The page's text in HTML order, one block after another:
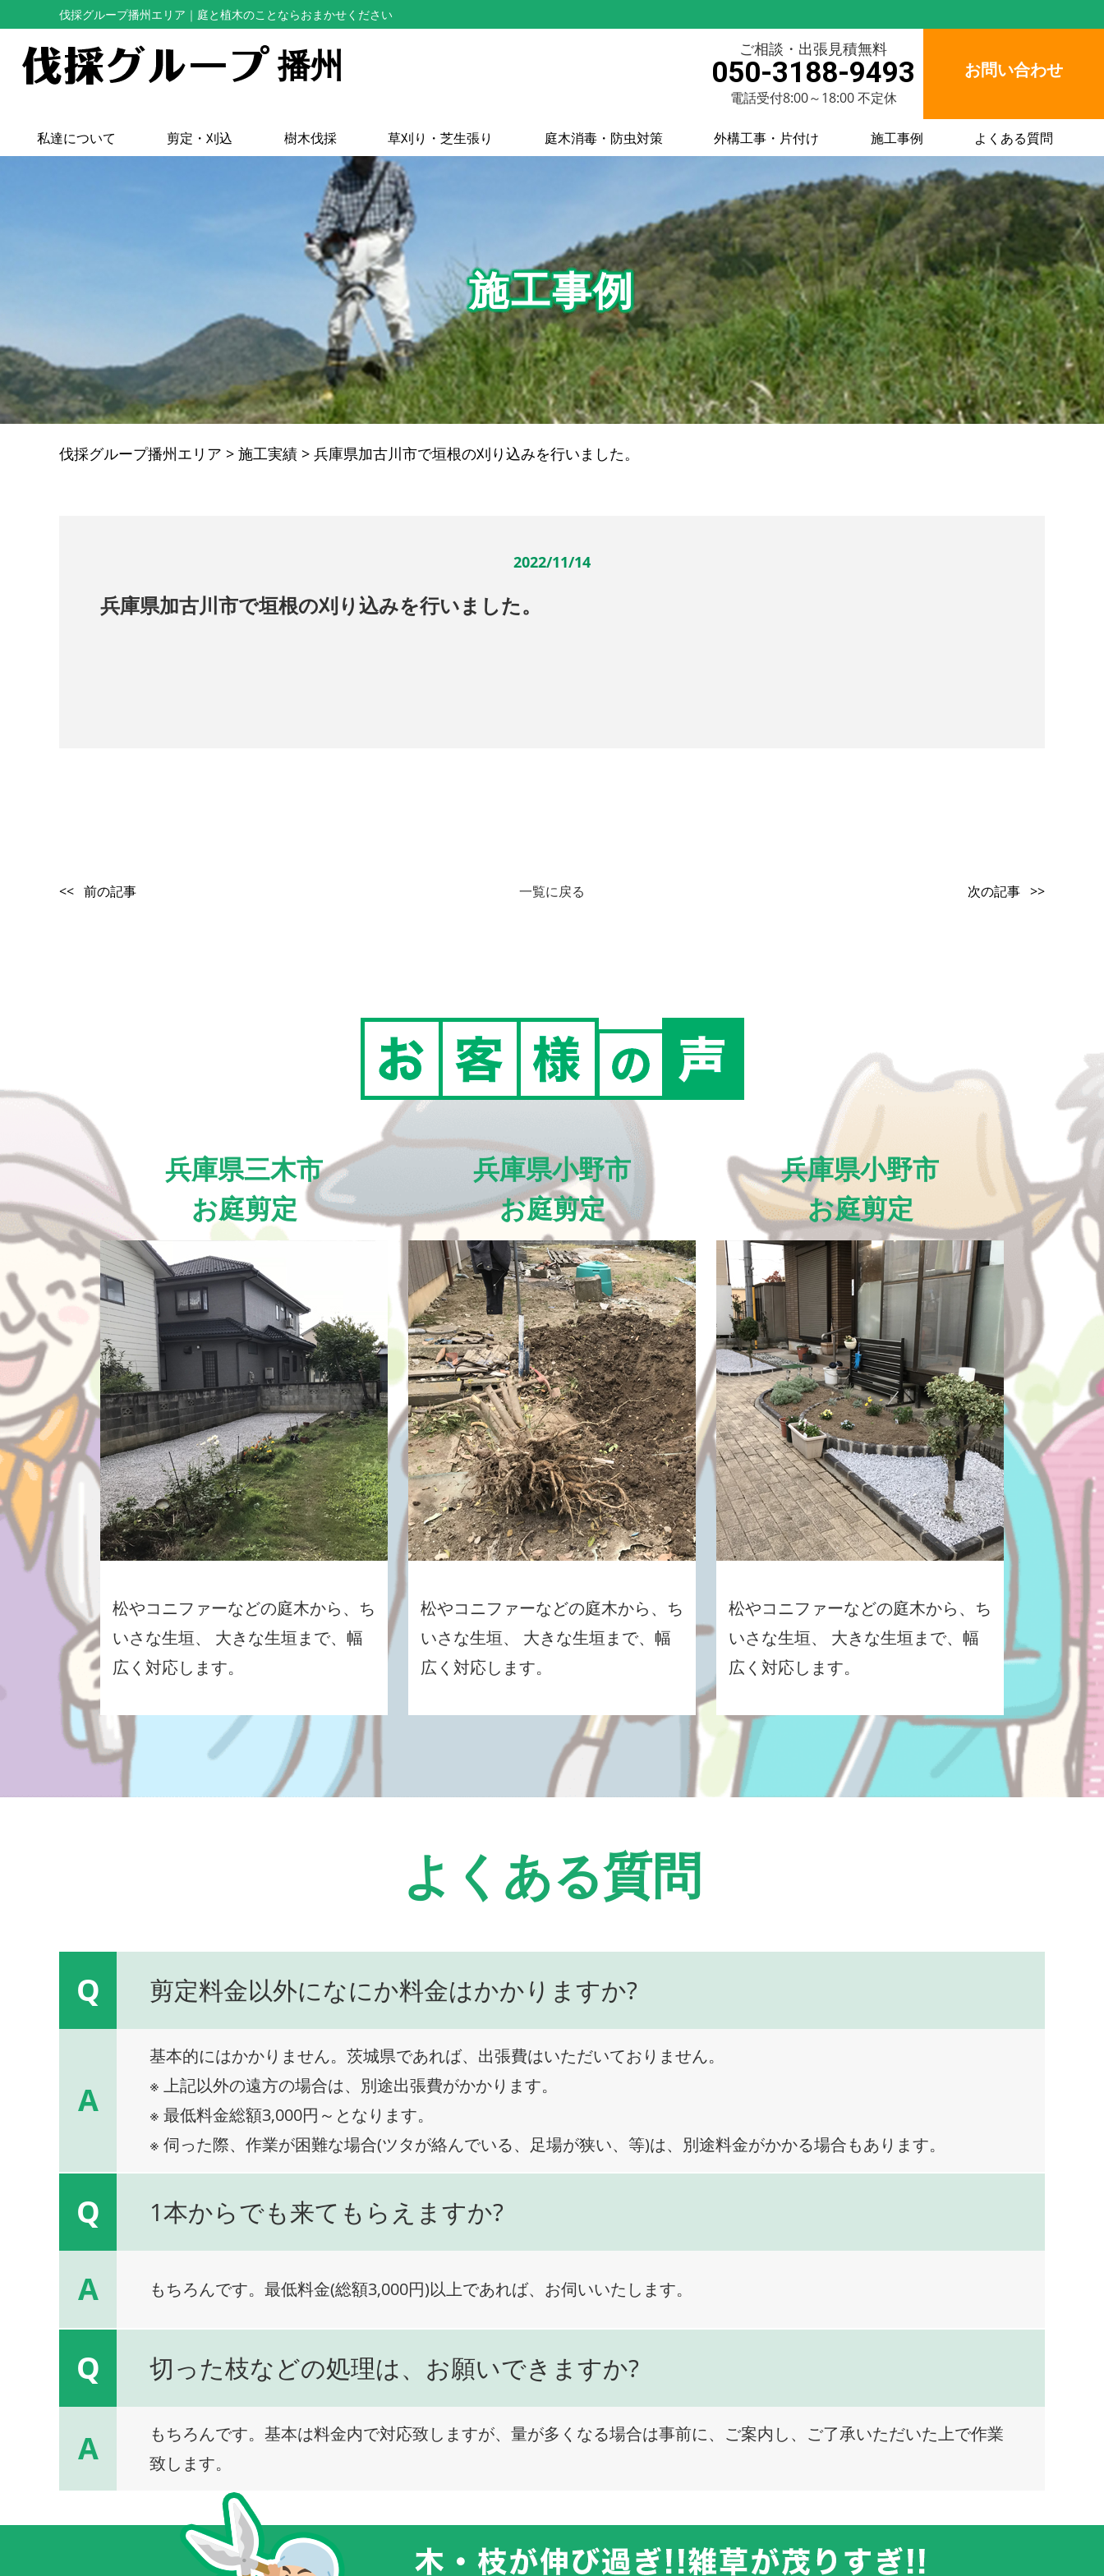
伐採グループ播州エリア ｜庭と植木のことならおまかせください
播州 ご相談・出張見積無料
050-3188-9493
電話受付8:00～18:00 不定休
お問い合わせ
私達について 剪定・刈込 樹木伐採 草刈り・芝生張り 庭木消毒・防虫対策 外構工事・片付け 施工事例 よくある質問
施工事例
伐採グループ播州エリア > 施工実績 > 兵庫県加古川市で垣根の刈り込みを行いました。
2022/11/14
兵庫県加古川市で垣根の刈り込みを行いました。
<< 前の記事 一覧に戻る 次の記事 >>
兵庫県三木市
お庭剪定
松やコニファーなどの庭木から、ち
いさな生垣、 大きな生垣まで、幅
広く対応します。
兵庫県小野市
お庭剪定
松やコニファーなどの庭木から、ち
いさな生垣、 大きな生垣まで、幅
広く対応します。
兵庫県小野市
お庭剪定
松やコニファーなどの庭木から、ち
いさな生垣、 大きな生垣まで、幅
広く対応します。
よくある質問
Q 剪定料金以外になにか料金はかかりますか?
A
基本的にはかかりません。茨城県であれば、出張費はいただいておりません。
※ 上記以外の遠方の場合は、別途出張費がかかります。
※ 最低料金総額3,000円～となります。
※ 伺った際、作業が困難な場合(ツタが絡んでいる、足場が狭い、等)は、別途料金がかかる場合もあります。
Q 1本からでも来てもらえますか?
A もちろんです。最低料金(総額3,000円)以上であれば、お伺いいたします。
Q 切った枝などの処理は、お願いできますか?
A
もちろんです。基本は料金内で対応致しますが、量が多くなる場合は事前に、ご案内し、ご了承いただいた上で作業
致します。